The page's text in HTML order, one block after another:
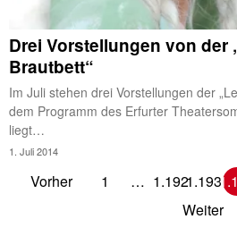
Drei Vorstellungen von der
Brautbett“
Im Juli stehen drei Vorstellungen der
dem Programm des Erfurter
liegt…
1. Juli 2014
Vorher 1 … 1.1921.193
Weiter